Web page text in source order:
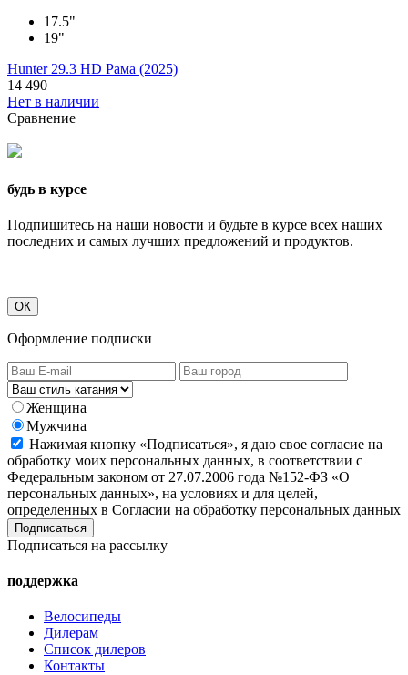
17.5"
19"
Hunter 29.3 HD Рама (2025)
14 490
Нет в наличии
Сравнение
будь в курсе
Подпишитесь на наши новости и будьте в курсе всех наших
последних и самых лучших предложений и продуктов.
ОК
Оформление подписки
Женщина
Мужчина
Нажимая кнопку «Подписаться», я даю свое согласие на
обработку моих персональных данных, в соответствии с
Федеральным законом от 27.07.2006 года №152-ФЗ «О
персональных данных», на условиях и для целей,
определенных в Согласии на обработку персональных данных
Подписаться на рассылку
поддержка
Велосипеды
Дилерам
Список дилеров
Контакты